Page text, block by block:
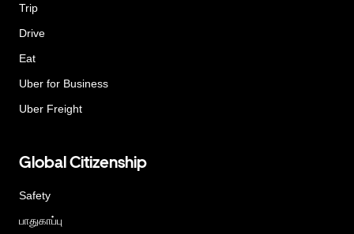
Trip
Drive
Eat
Uber for Business
Uber Freight
Global Citizenship
Safety
பாதுகாப்பு